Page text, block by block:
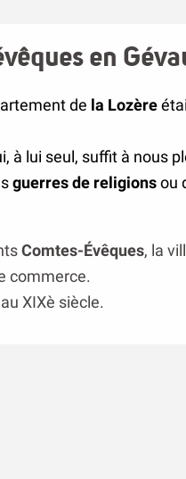
en
de la Lozère
à lui seul, suffit à nous
guerres de religionsou
Comtes-Évêques, la
commerce.
XIXè siècle.